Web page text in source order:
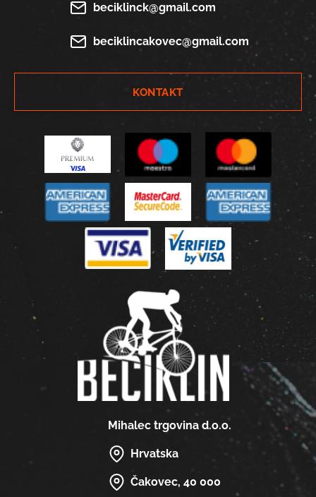
Mihalec trgovina d.o.o.
Hrvatska
Čakovec, 40 000
beciklinck@gmail.com
beciklincakovec@gmail.com
KONTAKT